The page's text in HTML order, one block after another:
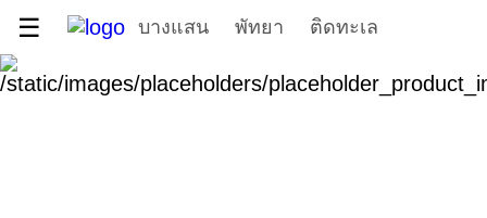
☰ บางแสน พัทยา ติดทะเล